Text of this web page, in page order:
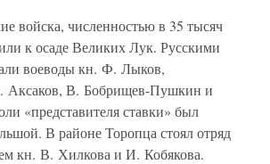
войска, численностью в 35 тысяч
к осаде Великих Лук. Русскими
воеводы кн. Ф. Лыков,
В. Бобрищев-Пушкин и
«представителя ставки» был
В районе Торопца стоял отряд
кн. В. Хилкова и И. Кобякова.